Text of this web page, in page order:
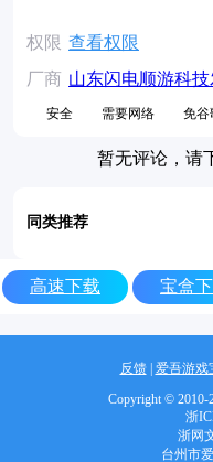
权限 查看权限
厂商 山东闪电顺游科技
安全 需要网络 免谷
暂无评论，请
同类推荐
高速下载 宝盒
反馈| 爱吾游戏
Copyright © 2010-
浙
浙网
台州市